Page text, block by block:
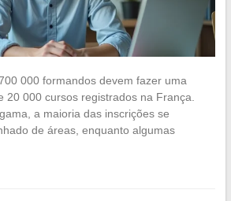
000 formandos devem fazer uma
20 000 cursos registrados na França.
a maioria das inscrições se
de áreas, enquanto algumas